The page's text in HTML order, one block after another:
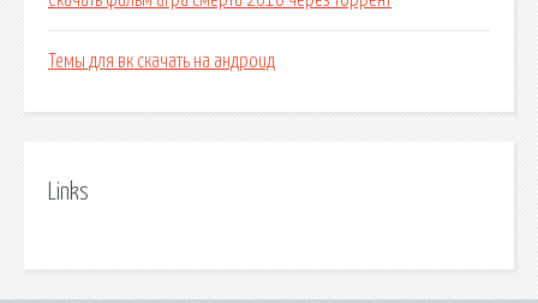
Темы для вк скачать на андроид
Links